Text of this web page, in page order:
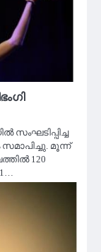
സംഘടിപ്പിച്ച
മൂന്ന്
120